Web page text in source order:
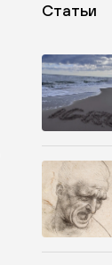
Статьи